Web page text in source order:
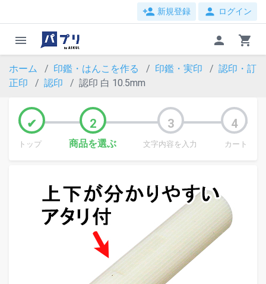
person_add 新規登録 person ログイン
menu person shopping_cart
ホーム 印鑑・はんこを作る 印鑑・実印
認印・訂
正印
認印 認印 白 10.5mm
トップ 商品を選ぶ 文字内容を入力 カート